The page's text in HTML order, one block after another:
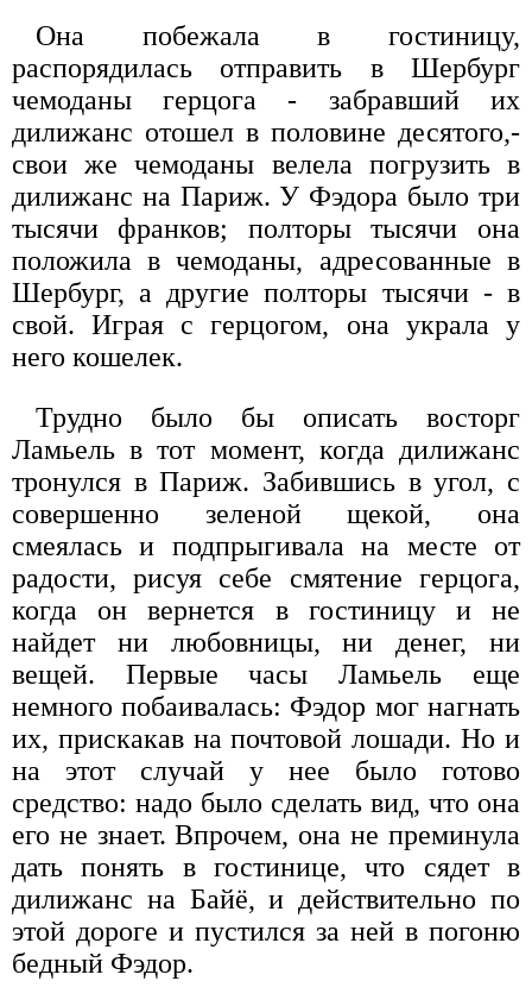
Она побежала в гостиницу,
распорядилась отправить в Шербург
чемоданы герцога - забравший их
дилижанс отошел в половине десятого,-
свои же чемоданы велела погрузить в
дилижанс на Париж. У Фэдора было три
тысячи франков; полторы тысячи она
положила в чемоданы, адресованные в
Шербург, а другие полторы тысячи - в
свой. Играя с герцогом, она украла у
него кошелек.
Трудно было бы описать восторг
Ламьель в тот момент, когда дилижанс
тронулся в Париж. Забившись в угол, с
совершенно зеленой щекой, она
смеялась и подпрыгивала на месте от
радости, рисуя себе смятение герцога,
когда он вернется в гостиницу и не
найдет ни любовницы, ни денег, ни
вещей. Первые часы Ламьель еще
немного побаивалась: Фэдор мог нагнать
их, прискакав на почтовой лошади. Но и
на этот случай у нее было готово
средство: надо было сделать вид, что она
его не знает. Впрочем, она не преминула
дать понять в гостинице, что сядет в
дилижанс на Байё, и действительно по
этой дороге и пустился за ней в погоню
бедный Фэдор.